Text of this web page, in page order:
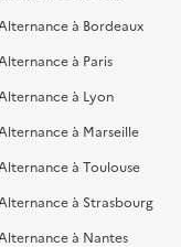
à Bordeaux
à Paris
à Lyon
à Marseille
à Toulouse
à Strasbourg
à Nantes